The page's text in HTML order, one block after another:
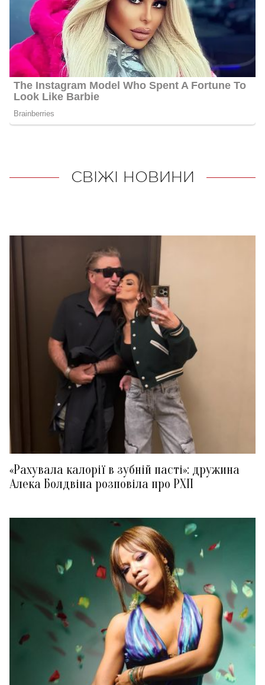
СВІЖІ НОВИНИ
«Рахувала калорії в зубній пасті»: дружина
Алека Болдвіна розповіла про РХП